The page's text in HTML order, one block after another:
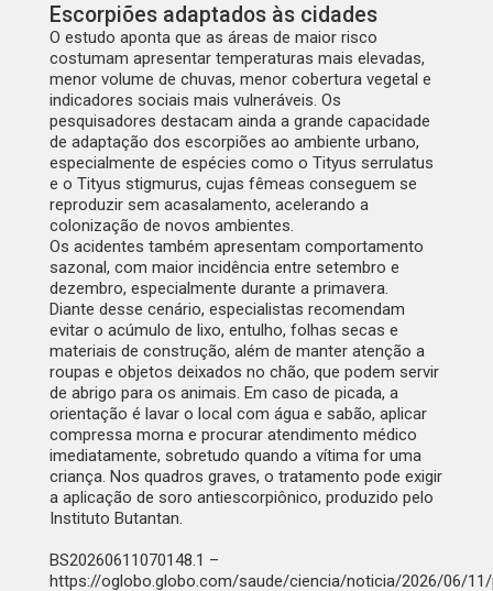
Escorpiões adaptados às cidades
O estudo aponta que as áreas de maior risco
costumam apresentar temperaturas mais elevadas,
menor volume de chuvas, menor cobertura vegetal e
indicadores sociais mais vulneráveis. Os
pesquisadores destacam ainda a grande capacidade
de adaptação dos escorpiões ao ambiente urbano,
especialmente de espécies como o Tityus serrulatus
e o Tityus stigmurus, cujas fêmeas conseguem se
reproduzir sem acasalamento, acelerando a
colonização de novos ambientes.
Os acidentes também apresentam comportamento
sazonal, com maior incidência entre setembro e
dezembro, especialmente durante a primavera.
Diante desse cenário, especialistas recomendam
evitar o acúmulo de lixo, entulho, folhas secas e
materiais de construção, além de manter atenção a
roupas e objetos deixados no chão, que podem servir
de abrigo para os animais. Em caso de picada, a
orientação é lavar o local com água e sabão, aplicar
compressa morna e procurar atendimento médico
imediatamente, sobretudo quando a vítima for uma
criança. Nos quadros graves, o tratamento pode exigir
a aplicação de soro antiescorpiônico, produzido pelo
Instituto Butantan.
BS20260611070148.1 –
https://oglobo.globo.com/saude/ciencia/noticia/2026/06/